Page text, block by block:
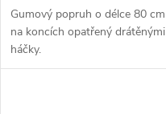
Gumový popruh o délce 80 cm
na koncích opatřený drátěnými
háčky.